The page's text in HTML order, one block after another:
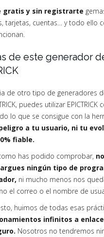
gratis y sin registrarte
tarjetas, cuentas… y todo ello
de este generador
de otro tipo de generadores
puedes utilizar EPICTRICK
lo que se consigue con la
a tu usuario, ni tu
fiable.
has podido comprobar,
ningún tipo de
ni mucho menos nos
el correo o el nombre de
huimos de todas esas
infinitos a
Nosotros no tendremos